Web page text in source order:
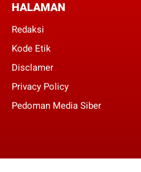
HALAMAN
Redaksi
Kode Etik
Disclamer
Privacy Policy
Pedoman Media Siber